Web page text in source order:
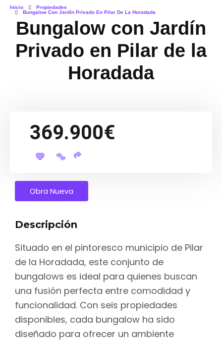
Inicio
Propiedades
Bungalow Con Jardín Privado En Pilar De La Horadada
Bungalow con Jardín
Privado en Pilar de la
Horadada
369.900€
Obra Nueva
Descripción
Situado en el pintoresco municipio de Pilar
de la Horadada, este conjunto de
bungalows es ideal para quienes buscan
una fusión perfecta entre comodidad y
funcionalidad. Con seis propiedades
disponibles, cada bungalow ha sido
diseñado para ofrecer un ambiente